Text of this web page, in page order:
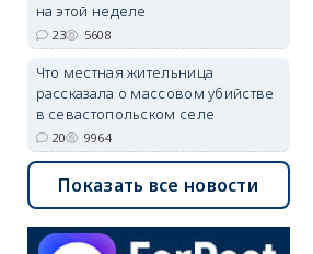
на этой неделе
23 5608
Что местная жительница
рассказала о массовом убийстве
в севастопольском селе
20 9964
Показать все новости